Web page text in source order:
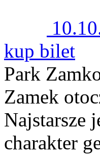
kup bilet
Park
Zamek
Najstarsze
charakter